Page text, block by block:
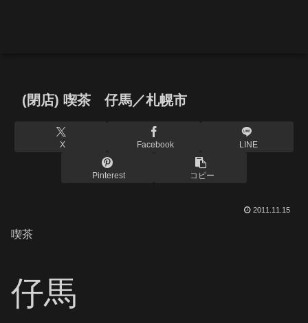
(閉店) 喫茶 仔馬／札幌市
X Facebook LINE
Pinterest コピー
2011.11.15
喫茶
仔馬